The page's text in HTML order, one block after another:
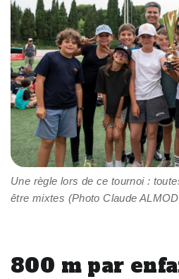
Une règle lors de ce tournoi :
être mixtes (Photo Claude
800 m par